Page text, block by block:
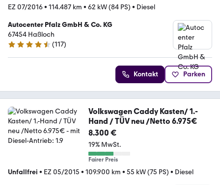
EZ 07/2016• 114.487 km • 62 kW (84 PS) • Diesel
Autocenter Pfalz GmbH & Co. KG
67454 Haßloch
4.3 Sterne
(117)
Kontakt Parken
Volkswagen Caddy Kasten/ 1.-
Hand / TÜV neu /Netto 6.975€
8.300 €
19% MwSt.
Fairer Preis
Unfallfrei • EZ 05/2015 • 109.900 km • 55 kW (75 PS) • Diesel